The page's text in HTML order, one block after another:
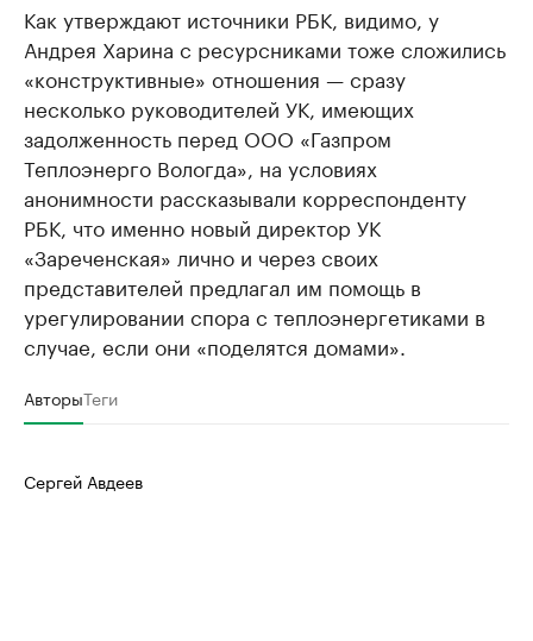
Как утверждают источники РБК, видимо, у
Андрея Харина с ресурсниками тоже сложились
«конструктивные» отношения — сразу
несколько руководителей УК, имеющих
задолженность перед ООО «Газпром
Теплоэнерго Вологда», на условиях
анонимности рассказывали корреспонденту
РБК, что именно новый директор УК
«Зареченская» лично и через своих
представителей предлагал им помощь в
урегулировании спора с теплоэнергетиками в
случае, если они «поделятся домами».
АвторыТеги
Сергей Авдеев